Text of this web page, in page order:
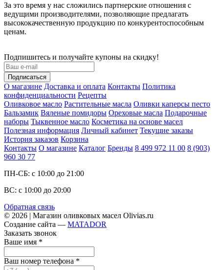
За это время у нас сложились партнерские отношения с
ведущими производителями, позволяющие предлагать
высококачественную продукцию по конкурентоспособным
ценам.
Подпишитесь и получайте купоны на скидку!
О магазине Доставка и оплата Контакты Политика
конфиденциальности Рецепты
Оливковое масло Растительные масла Оливки каперсы песто
Бальзамик Вяленые помидоры Ореховые масла Подарочные
наборы Тыквенное масло Косметика на основе масел
Полезная информация Личный кабинет Текущие заказы
История заказов Корзина
Контакты О магазине Каталог Бренды 8 499 972 11 00 8 (903)
960 30 77
ПН-СБ: с 10:00 до 21:00
ВС: с 10:00 до 20:00
Обратная связь
© 2026 | Магазин оливковых масел Olivias.ru
Создание сайта — MATADOR
Заказать звонок
Ваше имя *
Ваш номер телефона *